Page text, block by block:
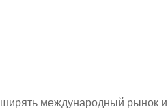
международный рынок и